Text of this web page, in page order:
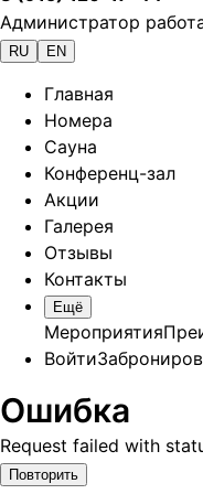
Администратор
RU EN
Главная
Номера
Сауна
Конференц-зал
Акции
Галерея
Отзывы
Контакты
Ещё
Мероприятия
Войти
Ошибка
Request failed with
Повторить